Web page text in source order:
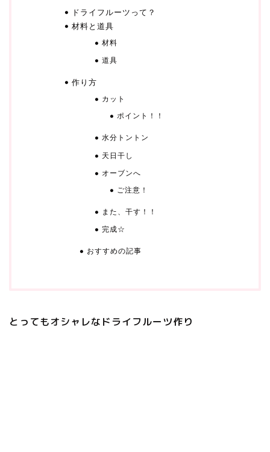
ドライフルーツって？
材料と道具
材料
道具
作り方
カット
ポイント！！
水分トントン
天日干し
オーブンへ
ご注意！
また、干す！！
完成☆
おすすめの記事
とってもオシャレなドライフルーツ作り